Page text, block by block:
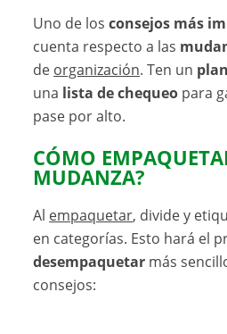
Uno de losconsejos más
cuenta respecto a las
de organización. Ten un
una lista de chequeo para
pase por alto.
CÓMO
MUDANZA?
Al empaquetar, divide y
en categorías. Esto hará el
desempaquetar más
consejos: